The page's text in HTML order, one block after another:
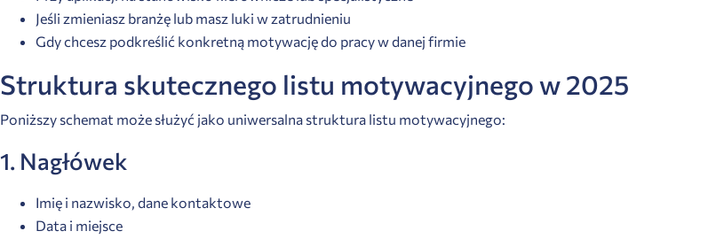
Jeśli zmieniasz branżę lub masz luki w zatrudnieniu
Gdy chcesz podkreślić konkretną motywację do pracy w danej firmie
Struktura skutecznego listu motywacyjnego w 2025
Poniższy schemat może służyć jako uniwersalna struktura listu motywacyjnego:
1. Nagłówek
Imię i nazwisko, dane kontaktowe
Data i miejsce